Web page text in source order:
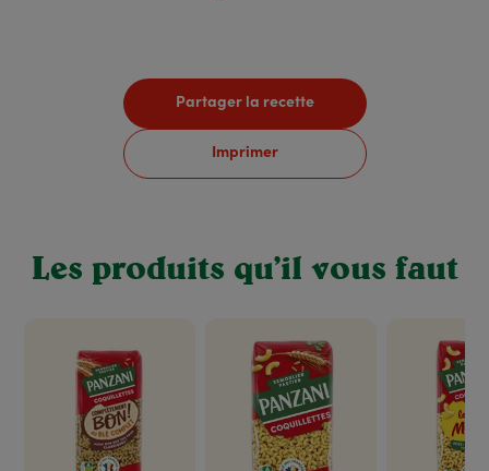
Partager la recette
Imprimer
Les produits qu’il vous faut